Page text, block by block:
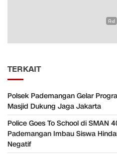
TERKAIT
Polsek Pademangan Gelar
Masjid Dukung Jaga Jakarta
Police Goes To School di SMAN
Pademangan Imbau Siswa
Negatif